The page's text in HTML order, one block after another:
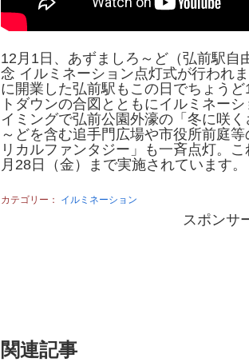
12月1日、あずましろ～ど（弘前駅自
念 イルミネーション点灯式が行われ
に開業した弘前駅もこの日でちょう
トダウンの合図とともにイルミネー
イミングで弘前公園外濠の「冬に咲
～どを含む追手門広場や市役所前庭
リカルファンタジー」も一斉点灯。
月28日（金）まで実施されています。
カテゴリー： イルミネーション
スポンサ
関連記事